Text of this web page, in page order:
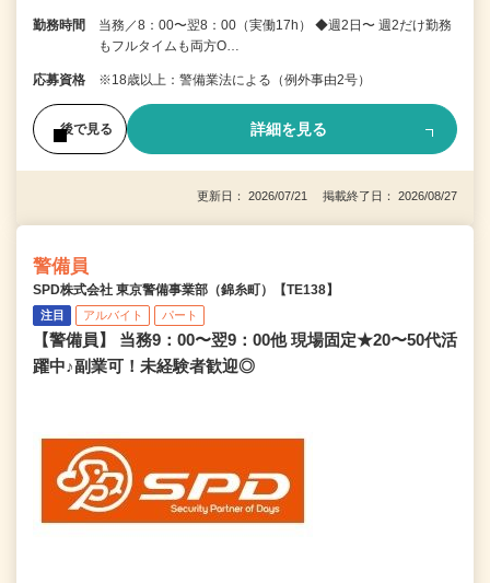
勤務時間
当務／8：00〜翌8：00（実働17h） ◆週2日〜 週2だけ勤務
もフルタイムも両方O…
応募資格 ※18歳以上：警備業法による（例外事由2号）
後で見る 詳細を見る
更新日： 2026/07/21 掲載終了日： 2026/08/27
警備員
SPD株式会社 東京警備事業部（錦糸町）【TE138】
注目 アルバイト パート
【警備員】 当務9：00〜翌9：00他 現場固定★20〜50代活
躍中♪副業可！未経験者歓迎◎